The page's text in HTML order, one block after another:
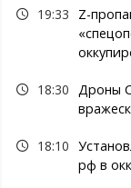
19:33
Z-
18:30 Дроны
18:10
рф в